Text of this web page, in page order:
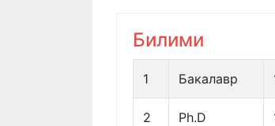
Билими
1 Бакалавр
2 Ph.D